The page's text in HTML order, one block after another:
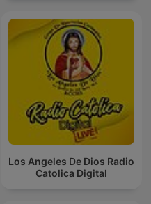
Los Angeles De Dios Radio
Catolica Digital